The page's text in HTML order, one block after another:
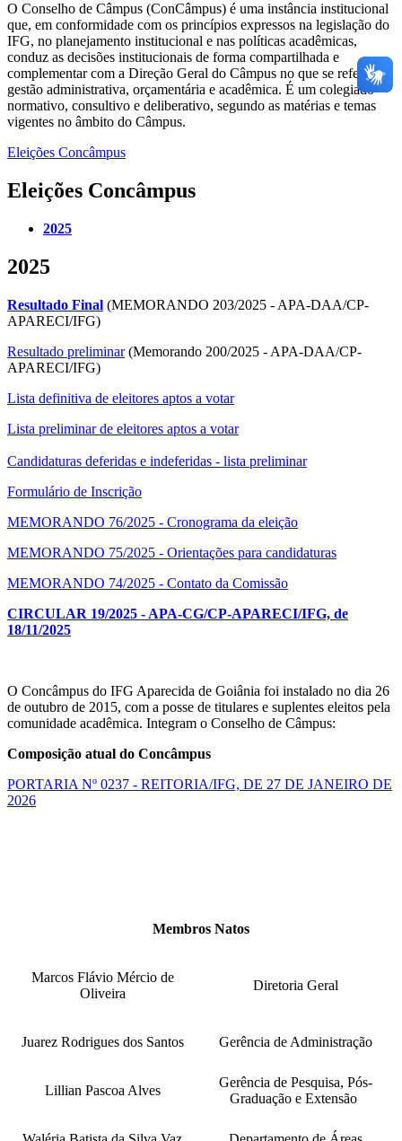
O Conselho de Câmpus (ConCâmpus) é uma instância institucional
que, em conformidade com os princípios expressos na legislação do
IFG, no planejamento institucional e nas políticas acadêmicas,
conduz as decisões institucionais de forma compartilhada e
complementar com a Direção Geral do Câmpus no que se refere à
gestão administrativa, orçamentária e acadêmica. É um colegiado
normativo, consultivo e deliberativo, segundo as matérias e temas
vigentes no âmbito do Câmpus.
Eleições Concâmpus
Eleições Concâmpus
2025
2025
Resultado Final (MEMORANDO 203/2025 - APA-DAA/CP-
APARECI/IFG)
Resultado preliminar(Memorando 200/2025 - APA-DAA/CP-
APARECI/IFG)
Lista definitiva de eleitores aptos a votar
Lista preliminar de eleitores aptos a votar
Candidaturas deferidas e indeferidas - lista preliminar
Formulário de Inscrição
MEMORANDO 76/2025 - Cronograma da eleição
MEMORANDO 75/2025 - Orientações para candidaturas
MEMORANDO 74/2025 - Contato da Comissão
CIRCULAR 19/2025 - APA-CG/CP-APARECI/IFG, de
18/11/2025
O Concâmpus do IFG Aparecida de Goiânia foi instalado no dia 26
de outubro de 2015, com a posse de titulares e suplentes eleitos pela
comunidade acadêmica. Integram o Conselho de Câmpus:
Composição atual do Concâmpus
PORTARIA Nº 0237 - REITORIA/IFG, DE 27 DE JANEIRO DE
2026
Membros Natos
Marcos Flávio Mércio de
Oliveira
Diretoria Geral
Juarez Rodrigues dos Santos Gerência de Administração
Lillian Pascoa Alves
Gerência de Pesquisa, Pós-
Graduação e Extensão